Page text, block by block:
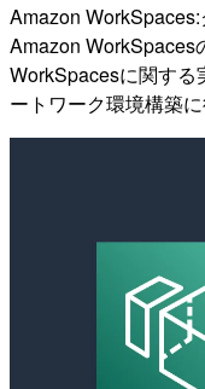
Amazon WorkSpaces:
Amazon WorkSpaces
WorkSpacesに関する
ートワーク環境構築